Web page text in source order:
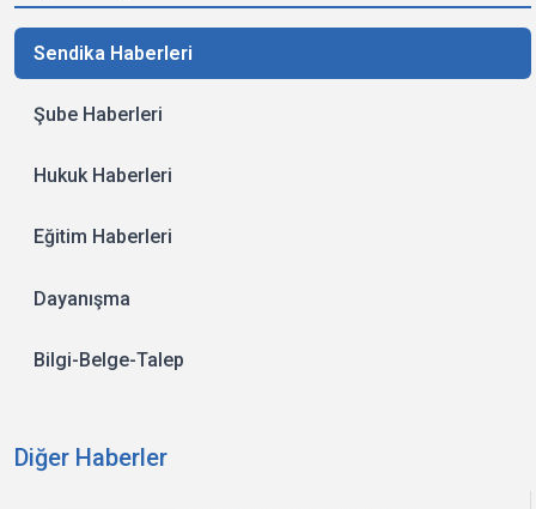
Sendika Haberleri
Şube Haberleri
Hukuk Haberleri
Eğitim Haberleri
Dayanışma
Bilgi-Belge-Talep
Diğer Haberler